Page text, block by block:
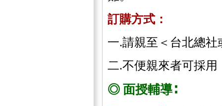
訂購方式：
一.請親至＜台北總
二.不便親來者可採用
◎ 面授輔導∶